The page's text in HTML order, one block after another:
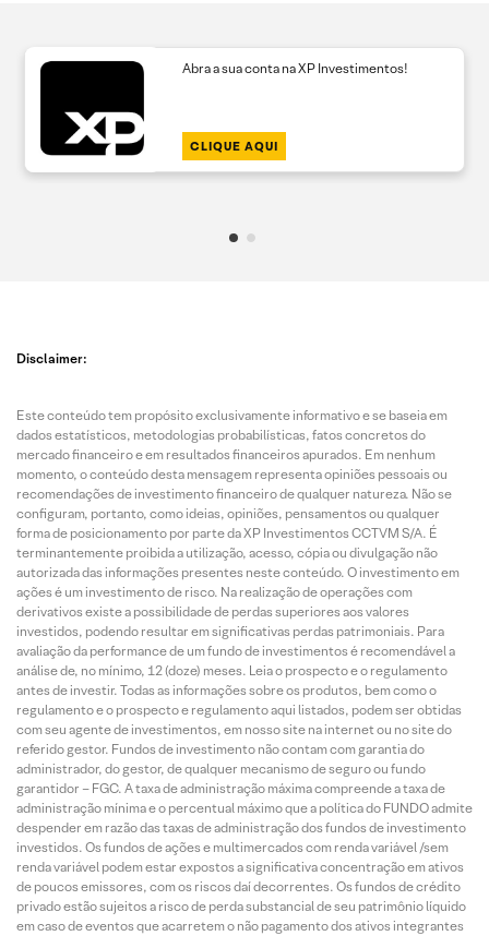
Abra a sua conta na XP Investimentos!
CLIQUE AQUI
Disclaimer:
Este conteúdo tem propósito exclusivamente informativo e se baseia em
dados estatísticos, metodologias probabilísticas, fatos concretos do
mercado financeiro e em resultados financeiros apurados. Em nenhum
momento, o conteúdo desta mensagem representa opiniões pessoais ou
recomendações de investimento financeiro de qualquer natureza. Não se
configuram, portanto, como ideias, opiniões, pensamentos ou qualquer
forma de posicionamento por parte da XP Investimentos CCTVM S/A. É
terminantemente proibida a utilização, acesso, cópia ou divulgação não
autorizada das informações presentes neste conteúdo. O investimento em
ações é um investimento de risco. Na realização de operações com
derivativos existe a possibilidade de perdas superiores aos valores
investidos, podendo resultar em significativas perdas patrimoniais. Para
avaliação da performance de um fundo de investimentos é recomendável a
análise de, no mínimo, 12 (doze) meses. Leia o prospecto e o regulamento
antes de investir. Todas as informações sobre os produtos, bem como o
regulamento e o prospecto e regulamento aqui listados, podem ser obtidas
com seu agente de investimentos, em nosso site na internet ou no site do
referido gestor. Fundos de investimento não contam com garantia do
administrador, do gestor, de qualquer mecanismo de seguro ou fundo
garantidor – FGC. A taxa de administração máxima compreende a taxa de
administração mínima e o percentual máximo que a política do FUNDO admite
despender em razão das taxas de administração dos fundos de investimento
investidos. Os fundos de ações e multimercados com renda variável /sem
renda variável podem estar expostos a significativa concentração em ativos
de poucos emissores, com os riscos daí decorrentes. Os fundos de crédito
privado estão sujeitos a risco de perda substancial de seu patrimônio líquido
em caso de eventos que acarretem o não pagamento dos ativos integrantes